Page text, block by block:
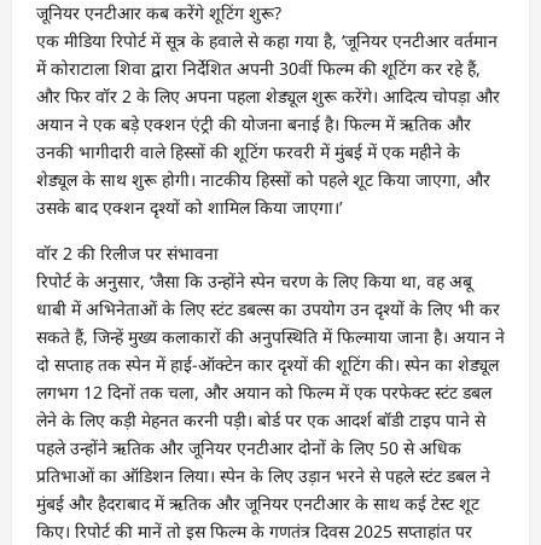
जूनियर एनटीआर कब करेंगे शूटिंग शुरू?
एक मीडिया रिपोर्ट में सूत्र के हवाले से कहा गया है, ‘जूनियर एनटीआर वर्तमान
में कोराटाला शिवा द्वारा निर्देशित अपनी 30वीं फिल्म की शूटिंग कर रहे हैं,
और फिर वॉर 2 के लिए अपना पहला शेड्यूल शुरू करेंगे। आदित्य चोपड़ा और
अयान ने एक बड़े एक्शन एंट्री की योजना बनाई है। फिल्म में ऋतिक और
उनकी भागीदारी वाले हिस्सों की शूटिंग फरवरी में मुंबई में एक महीने के
शेड्यूल के साथ शुरू होगी। नाटकीय हिस्सों को पहले शूट किया जाएगा, और
उसके बाद एक्शन दृश्यों को शामिल किया जाएगा।’
वॉर 2 की रिलीज पर संभावना
रिपोर्ट के अनुसार, ‘जैसा कि उन्होंने स्पेन चरण के लिए किया था, वह अबू
धाबी में अभिनेताओं के लिए स्टंट डबल्स का उपयोग उन दृश्यों के लिए भी कर
सकते हैं, जिन्हें मुख्य कलाकारों की अनुपस्थिति में फिल्माया जाना है। अयान ने
दो सप्ताह तक स्पेन में हाई-ऑक्टेन कार दृश्यों की शूटिंग की। स्पेन का शेड्यूल
लगभग 12 दिनों तक चला, और अयान को फिल्म में एक परफेक्ट स्टंट डबल
लेने के लिए कड़ी मेहनत करनी पड़ी। बोर्ड पर एक आदर्श बॉडी टाइप पाने से
पहले उन्होंने ऋतिक और जूनियर एनटीआर दोनों के लिए 50 से अधिक
प्रतिभाओं का ऑडिशन लिया। स्पेन के लिए उड़ान भरने से पहले स्टंट डबल ने
मुंबई और हैदराबाद में ऋतिक और जूनियर एनटीआर के साथ कई टेस्ट शूट
किए। रिपोर्ट की मानें तो इस फिल्म के गणतंत्र दिवस 2025 सप्ताहांत पर